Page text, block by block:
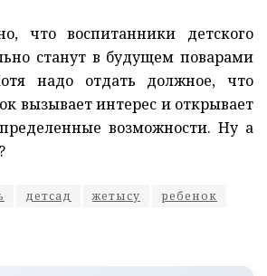
что воспитанники детского
станут в будущем поварами
надо отдать должное, что
вызывает интерес и открывает
возможности. Ну а
детсад жетысу
ребенок